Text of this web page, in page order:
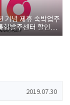
기념 제휴 숙박업주
합발주센터 할인쿠
2019.07.30